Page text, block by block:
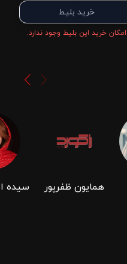
خرید بلیط
امکان خرید این بلیط وجود ندارد.
همایون ظفرپور سیده